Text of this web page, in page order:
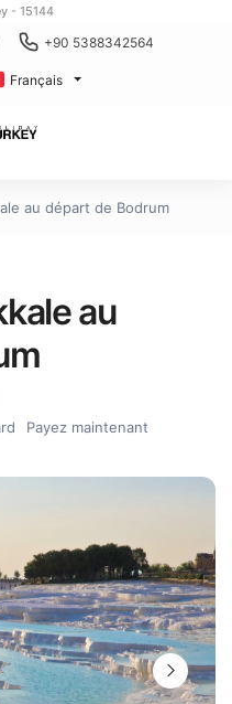
- 15144
+90 5388342564
Français
au départ de Bodrum
au
Payez maintenant